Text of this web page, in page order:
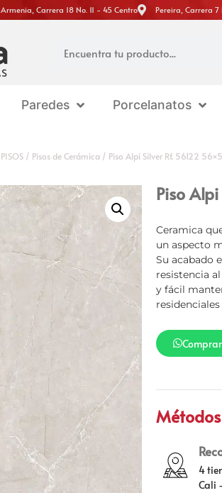
Armenia, Carrera 18 No. 11 - 45 Centro Pereira, Carrera 7
Paredes Porcelanatos
PISOS / Pisos de Cerámica / Piso Alpi Silver Rf. 56122
Piso
Ceramica
un aspecto
Su acabado
resistencia
y fácil
4
Cali